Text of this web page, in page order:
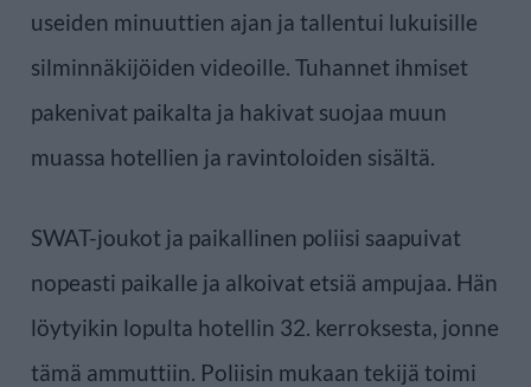
useiden minuuttien ajan ja tallentui lukuisille
silminnäkijöiden videoille. Tuhannet ihmiset
pakenivat paikalta ja hakivat suojaa muun
muassa hotellien ja ravintoloiden sisältä.
SWAT-joukot ja paikallinen poliisi saapuivat
nopeasti paikalle ja alkoivat etsiä ampujaa. Hän
löytyikin lopulta hotellin 32. kerroksesta, jonne
tämä ammuttiin. Poliisin mukaan tekijä toimi